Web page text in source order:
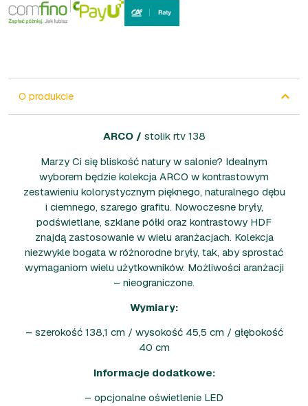
O produkcie
ARCO / stolik rtv 138
Marzy Ci się bliskość natury w salonie? Idealnym
wyborem będzie kolekcja ARCO w kontrastowym
zestawieniu kolorystycznym pięknego, naturalnego dębu
i ciemnego, szarego grafitu. Nowoczesne bryły,
podświetlane, szklane półki oraz kontrastowy HDF
znajdą zastosowanie w wielu aranżacjach. Kolekcja
niezwykle bogata w różnorodne bryły, tak, aby sprostać
wymaganiom wielu użytkowników. Możliwości aranżacji
– nieograniczone.
Wymiary:
– szerokość 138,1 cm / wysokość 45,5 cm / głębokość
40 cm
Informacje dodatkowe:
– opcjonalne oświetlenie LED